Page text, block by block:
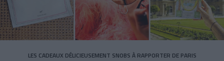
LES CADEAUX DÉLICIEUSEMENT SNOBS À RAPPORTER DE PARIS